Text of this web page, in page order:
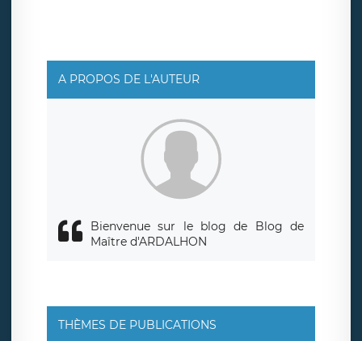
rue Léopold Sédar Senghor, joignable à l’adresse mail :
responsabledetraitement@legavox.fr. Vous avez
également le droit d’introduire une réclamation auprès
d’une autorité de contrôle.
A PROPOS DE L'AUTEUR
Bienvenue sur le blog de Blog de
Maître d'ARDALHON
THÈMES DE PUBLICATIONS